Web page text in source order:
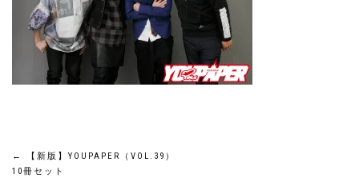
投
←
【新版】YOUPAPER（VOL.39）
10冊セット